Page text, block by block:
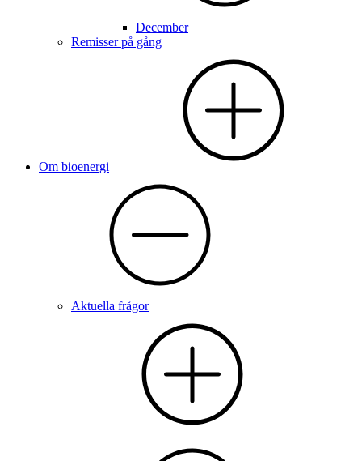
December
Remisser på gång
Om bioenergi
Aktuella frågor